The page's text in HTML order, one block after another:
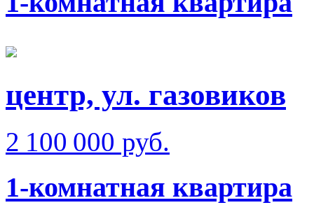
центр, ул. газовиков
2 100 000 руб.
1-комнатная квартира